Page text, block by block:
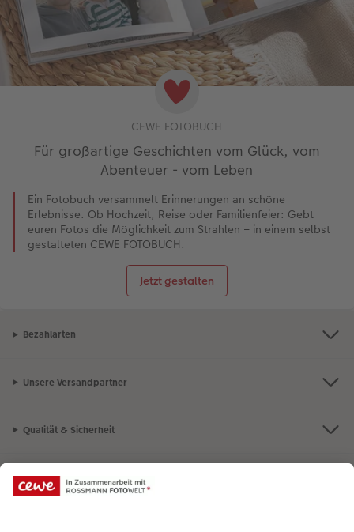
CEWE FOTOBUCH
Für großartige Geschichten vom Glück, vom
Abenteuer - vom Leben
Ein Fotobuch versammelt Erinnerungen an schöne
Erlebnisse. Ob Hochzeit, Reise oder Familienfeier: Gebt
euren Fotos die Möglichkeit zum Strahlen – in einem selbst
gestalteten CEWE FOTOBUCH.
Jetzt gestalten
Bezahlarten
Unsere Versandpartner
Qualität & Sicherheit
Nachhaltigkeit bei CEWE